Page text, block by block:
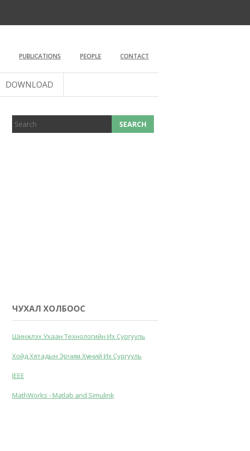
PUBLICATIONS PEOPLE CONTACT
DOWNLOAD
ЧУХАЛ ХОЛБООС
Шинжлэх Ухаан Технологийн Их Сургууль
Хойд Хятадын Эрчим Хүчний Их Сургууль
IEEE
MathWorks - Matlab and Simulink